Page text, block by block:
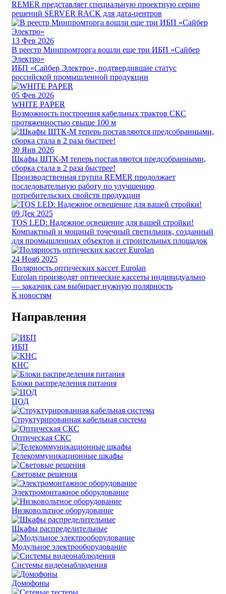
REMER представляет специальную проектную серию
решений SERVER RACK для дата-центров
13 Фев 2026
В реестр Минпромторга вошли еще три ИБП «Сайбер
Электро»
ИБП «Сайбер Электро», подтвердившие статус
российской промышленной продукции
05 Фев 2026
WHITE PAPER
Возможность построения кабельных трактов СКС
протяженностью свыше 100 м
30 Янв 2026
Шкафы ШТК-М теперь поставляются предсобранными,
сборка стала в 2 раза быстрее!
Производственная группа REMER продолжает
последовательную работу по улучшению
потребительских свойств продукции
09 Дек 2025
TOS LED: Надежное освещение для вашей стройки!
Компактный и мощный точечный светильник, созданный
для промышленных объектов и строительных площадок
24 Нояб 2025
Полярность оптических кассет Eurolan
Eurolan производят оптические кассеты индивидуально
— заказчик сам выбирает нужную полярность
К новостям
Направления
ИБП
КНС
Блоки распределения питания
ЦОД
Структурированная кабельная система
Оптическая СКС
Телекоммуникационные шкафы
Световые решения
Электромонтажное оборудование
Низковольтное оборудование
Шкафы распределительные
Модульное электрооборудование
Системы видеонаблюдения
Домофоны